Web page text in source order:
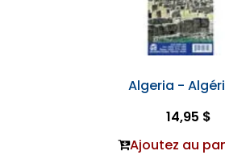
Algeria -
14,95 $
Ajoutez au